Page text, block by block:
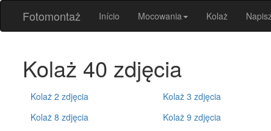
Fotomontaż Início Mocowania Kolaż
Kolaż 40 zdjęcia
Kolaż 2 zdjęcia Kolaż 3 zdjęcia
Kolaż 8 zdjęcia
Kolaż 9 zdjęcia